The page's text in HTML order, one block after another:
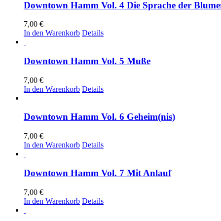
Downtown Hamm Vol. 4 Die Sprache der
7,00 €
In den Warenkorb Details
Downtown Hamm Vol. 5 Muße
7,00 €
In den Warenkorb Details
Downtown Hamm Vol. 6 Geheim(nis)
7,00 €
In den Warenkorb Details
Downtown Hamm Vol. 7 Mit Anlauf
7,00 €
In den Warenkorb Details